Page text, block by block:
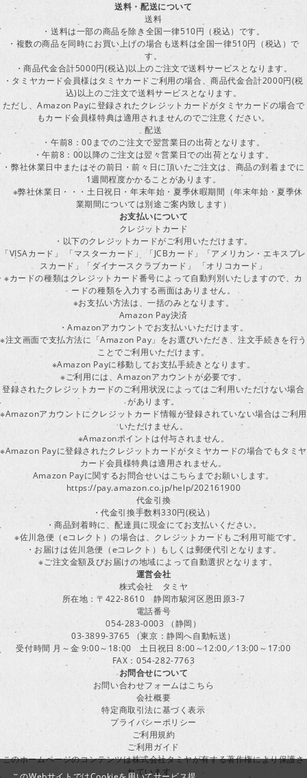
送料・配送について
送料
・送料は一部の商品を除き全国一律510円（税込）です。
・複数の商品を同時にお買い上げの場合も送料は全国一律510円（税込）で
す。
・商品代金合計5000円(税込)以上のご注文で送料サービスとなります。
・タミヤカード会員様はタミヤカードご利用の場合、商品代金合計2000円(税
込)以上のご注文で送料サービスとなります。
ただし、Amazon Payに登録されたクレジットカードがタミヤカードの場合で
もカード会員様特典は適用されませんのでご注意ください。
配送
・午前8：00までのご注文で翌営業日の出荷となります。
・午前8：00以降のご注文は翌々営業日での出荷となります。
・弊社休業日中またはその前日・前々日に頂いたご注文は、商品の到着までに
1週間程度かかることがあります。
※弊社休業日・・・土日祝日・年末年始・夏季休暇期間（年末年始・夏季休
業期間については別途ご案内致します）
お支払いについて
クレジットカード
・以下のクレジットカードがご利用いただけます。
「VISAカード」 「マスターカード」 「JCBカード」「アメリカン・エキスプレ
スカード」「ダイナースクラブカード」 「オリコカード」
※カードの種類はクレジットカード番号によって自動判別いたしますので、カ
ードの種類を入力する画面はありません。
※お支払い方法は、一括のみとなります。
Amazon Pay決済
・Amazonアカウントでお支払いいただけます。
※注文画面で支払方法に「Amazon Pay」をお選びいただき、注文手続きを行う
ことでご利用いただけます。
※Amazon Payに移動してお支払手続きとなります。
※ご利用には、Amazonアカウントが必要です。
登録されたクレジットカードのご利用状況によってはご利用いただけない場合
があります。
※Amazonアカウントにクレジットカード情報が登録されていない場合はご利用
いただけません。
※Amazonポイントは付与されません。
※Amazon Payに登録されたクレジットカードがタミヤカードの場合でもタミヤ
カード会員様特典は適用されません。
Amazon Payに関するお問合せいはこちらまでお願いします。
https://pay.amazon.co.jp/help/202161900
代金引換
・代金引換手数料330円(税込）
・商品到着時に、配達員に現金にてお支払いください。
※佐川急便（eコレクト）の場合は、クレジットカードもご利用可能です。
・お届けは佐川急便（eコレクト）もしくは郵便代引となります。
※ご注文金額及びお届けの地域によって自動選択となります。
運営会社
株式会社 タミヤ
所在地：〒422-8610 静岡市駿河区恩田原3-7
電話番号
054-283-0003 （静岡）
03-3899-3765 （東京：静岡へ自動転送）
受付時間 月～金 9:00～18:00 土日祝日 8:00～12:00／13:00～17:00
FAX：054-282-7763
お問合せについて
お問い合わせフォームはこちら
会社概要
特定商取引法に基づく表示
プライバシーポリシー
ご利用規約
ご利用ガイド
このホームページのコンテンツは株式会社タミヤが有する著作権により保護さ
れています。